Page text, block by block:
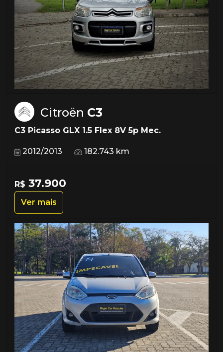
Citroën C3
C3 Picasso GLX 1.5 Flex 8V 5p Mec.
2012/2013 182.743 km
R$ 37.900
Ver mais